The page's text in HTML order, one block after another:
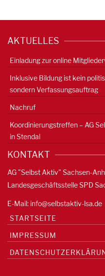
AKTUELLES
Einladung zur online
Inklusive Bildung ist kein
sondern Verfassungsauftrag
Nachruf
Koordinierungstreffen – AG
in Stendal
KONTAKT
AG "Selbst Aktiv" Sachsen-
Landesgeschäftsstelle SPD
E-Mail: info@selbstaktiv-lsa.de
STARTSEITE
IMPRESSUM